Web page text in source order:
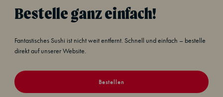
Bestelle ganz einfach!
Fantastisches Sushi ist nicht weit entfernt. Schnell und einfach – bestelle
direkt auf unserer Website.
Bestellen